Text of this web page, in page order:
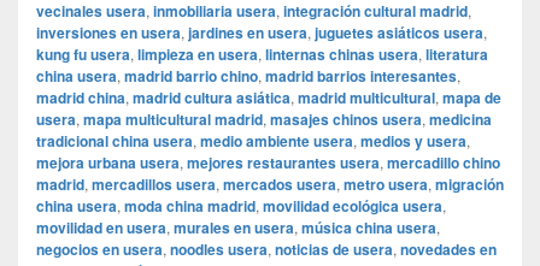
vecinales usera, inmobiliaria usera, integración cultural madrid,
inversiones en usera, jardines en usera, juguetes asiáticos usera,
kung fu usera, limpieza en usera, linternas chinas usera, literatura
china usera, madrid barrio chino, madrid barrios interesantes,
madrid china, madrid cultura asiática, madrid multicultural, mapa de
usera, mapa multicultural madrid, masajes chinos usera, medicina
tradicional china usera, medio ambiente usera, medios y usera,
mejora urbana usera, mejores restaurantes usera, mercadillo chino
madrid, mercadillos usera, mercados usera, metro usera, migración
china usera, moda china madrid, movilidad ecológica usera,
movilidad en usera, murales en usera, música china usera,
negocios en usera, noodles usera, noticias de usera, novedades en